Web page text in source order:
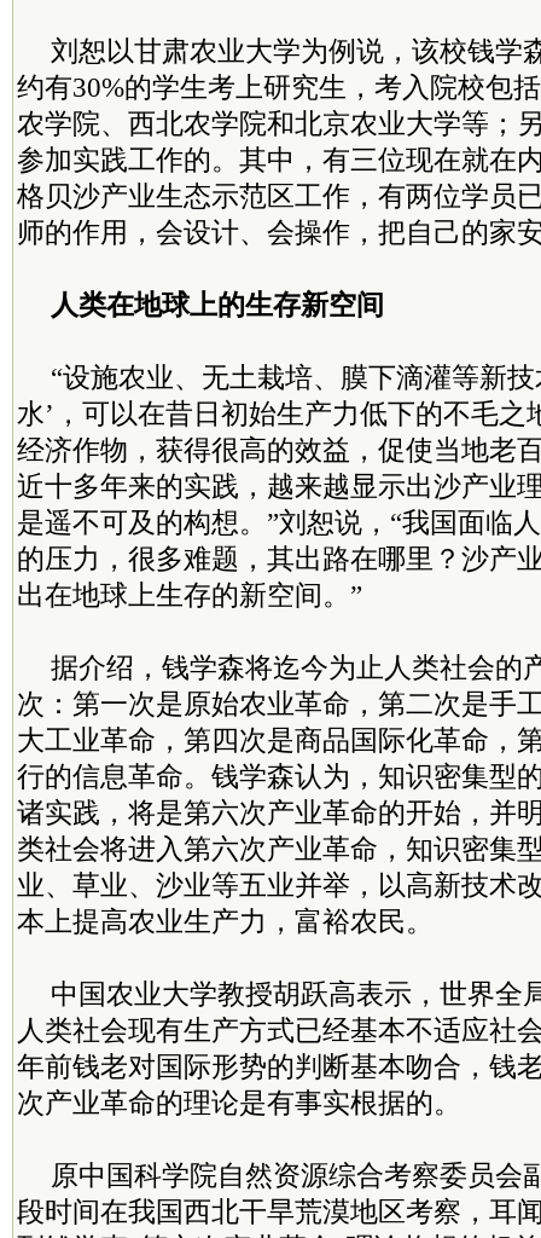
刘恕以甘肃农业大学为例说，该校钱学
约有30%的学生考上研究生，考入院校包
农学院、西北农学院和北京农业大学等；
参加实践工作的。其中，有三位现在就在
格贝沙产业生态示范区工作，有两位学员
师的作用，会设计、会操作，把自己的家
人类在地球上的生存新空间
“设施农业、无土栽培、膜下滴灌等新
水’，可以在昔日初始生产力低下的不毛之
经济作物，获得很高的效益，促使当地老
近十多年来的实践，越来越显示出沙产业
是遥不可及的构想。”刘恕说，“我国面临
的压力，很多难题，其出路在哪里？沙产
出在地球上生存的新空间。”
据介绍，钱学森将迄今为止人类社会的
次：第一次是原始农业革命，第二次是手
大工业革命，第四次是商品国际化革命，
行的信息革命。钱学森认为，知识密集型
诸实践，将是第六次产业革命的开始，并
类社会将进入第六次产业革命，知识密集
业、草业、沙业等五业并举，以高新技术
本上提高农业生产力，富裕农民。
中国农业大学教授胡跃高表示，世界全
人类社会现有生产方式已经基本不适应社
年前钱老对国际形势的判断基本吻合，钱
次产业革命的理论是有事实根据的。
原中国科学院自然资源综合考察委员会
段时间在我国西北干旱荒漠地区考察，耳